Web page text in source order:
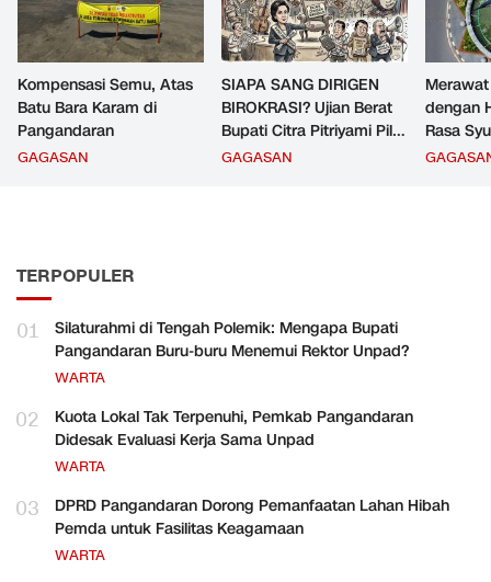
Kompensasi Semu, Atas
Batu Bara Karam di
Pangandaran
GAGASAN
SIAPA SANG DIRIGEN
BIROKRASI? Ujian Berat
Bupati Citra Pitriyami Pilih
Komandan PNS
GAGASAN
dengan
Rasa
TERPOPULER
01
Silaturahmi di Tengah Polemik: Mengapa Bupati
Pangandaran Buru-buru Menemui Rektor Unpad?
WARTA
02
Kuota Lokal Tak Terpenuhi, Pemkab Pangandaran
Didesak Evaluasi Kerja Sama Unpad
WARTA
03
DPRD Pangandaran Dorong Pemanfaatan Lahan Hibah
Pemda untuk Fasilitas Keagamaan
WARTA